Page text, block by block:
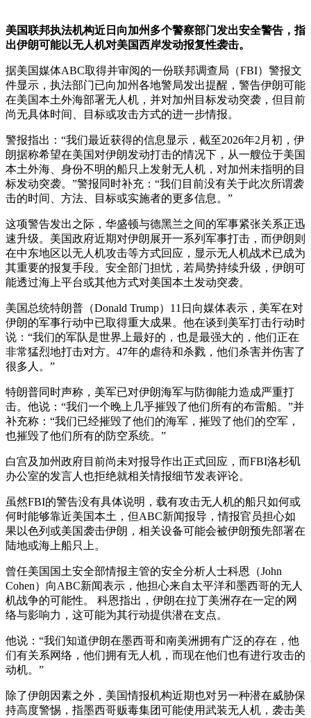
美国联邦执法机构近日向加州多个警察部门发出安全警告，指
出伊朗可能以无人机对美国西岸发动报复性袭击。
据美国媒体ABC取得并审阅的一份联邦调查局（FBI）警报文
件显示，执法部门已向加州各地警局发出提醒，警告伊朗可能
在美国本土外海部署无人机，并对加州目标发动突袭，但目前
尚无具体时间、目标或攻击方式的进一步情报。
警报指出：“我们最近获得的信息显示，截至2026年2月初，伊
朗据称希望在美国对伊朗发动打击的情况下，从一艘位于美国
本土外海、身份不明的船只上发射无人机，对加州未指明的目
标发动突袭。”警报同时补充：“我们目前没有关于此次所谓袭
击的时间、方法、目标或实施者的更多信息。”
这项警告发出之际，华盛顿与德黑兰之间的军事紧张关系正迅
速升级。美国政府近期对伊朗展开一系列军事打击，而伊朗则
在中东地区以无人机攻击等方式回应，显示无人机战术已成为
其重要的报复手段。安全部门担忧，若局势持续升级，伊朗可
能透过海上平台或其他方式对美国本土发动突袭。
美国总统特朗普（Donald Trump）11日向媒体表示，美军在对
伊朗的军事行动中已取得重大成果。他在谈到美军打击行动时
说：“我们的军队是世界上最好的，也是最强大的，他们正在
非常猛烈地打击对方。47年的虐待和杀戮，他们杀害并伤害了
很多人。”
特朗普同时声称，美军已对伊朗海军与防御能力造成严重打
击。他说：“我们一个晚上几乎摧毁了他们所有的布雷船。”并
补充称：“我们已经摧毁了他们的海军，摧毁了他们的空军，
也摧毁了他们所有的防空系统。”
白宫及加州政府目前尚未对报导作出正式回应，而FBI洛杉矶
办公室的发言人也拒绝就相关情报细节发表评论。
虽然FBI的警告没有具体说明，载有攻击无人机的船只如何或
何时能够靠近美国本土，但ABC新闻报导，情报官员担心如
果以色列或美国袭击伊朗，相关设备可能会被伊朗预先部署在
陆地或海上船只上。
曾任美国国土安全部情报主管的安全分析人士科恩（John
Cohen）向ABC新闻表示，他担心来自太平洋和墨西哥的无人
机战争的可能性。 科恩指出，伊朗在拉丁美洲存在一定的网
络与影响力，这可能为其行动提供潜在支点。
他说：“我们知道伊朗在墨西哥和南美洲拥有广泛的存在，他
们有关系网络，他们拥有无人机，而现在他们也有进行攻击的
动机。”
除了伊朗因素之外，美国情报机构近期也对另一种潜在威胁保
持高度警惕，指墨西哥贩毒集团可能使用武装无人机，袭击美